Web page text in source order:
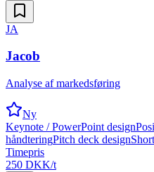
JA
Jacob
Analyse af markedsføring
Ny
Keynote / PowerPoint design
håndteringPitch deck design
Timepris
250 DKK/t